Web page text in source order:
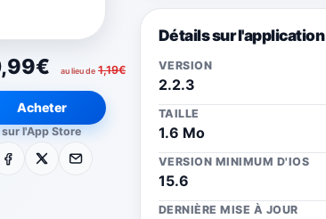
au lieu de 1,19€
Acheter
sur l'App Store
Facebook E-mail
Détails sur l'application
VERSION
2.2.3
TAILLE
1.6 Mo
VERSION MINIMUM D'IOS
15.6
DERNIÈRE MISE À JOUR